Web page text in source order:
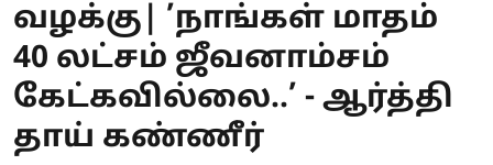
வழக்கு| ’நாங்கள் மாதம்
40 லட்சம் ஜீவனாம்சம்
கேட்கவில்லை..’ - ஆர்த்தி
தாய் கண்ணீர்